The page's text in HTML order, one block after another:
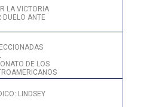
LA VICTORIA
DUELO ANTE
DE LOS
LINDSEY